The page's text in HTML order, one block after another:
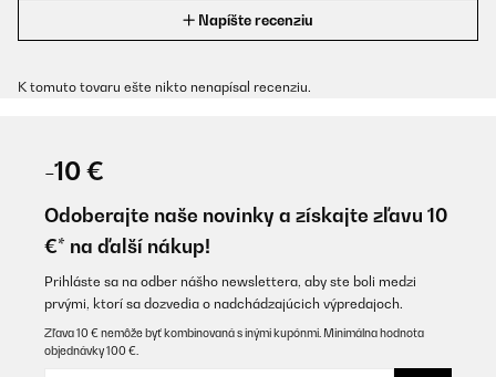
Napíšte recenziu
K tomuto tovaru ešte nikto nenapísal recenziu.
-10 €
Odoberajte naše novinky a získajte zľavu 10
€* na ďalší nákup!
Prihláste sa na odber nášho newslettera, aby ste boli medzi
prvými, ktorí sa dozvedia o nadchádzajúcich výpredajoch.
Zľava 10 € nemôže byť kombinovaná s inými kupónmi. Minimálna hodnota
objednávky 100 €.